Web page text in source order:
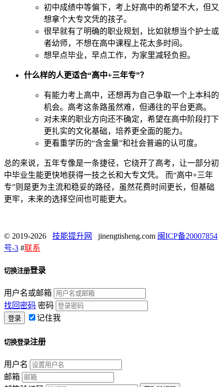
初中成绩中等偏下，考上好高中的希望不大，但又
想拿个大专文凭的孩子。
很早就有了明确的职业规划，比如就想当个护士或
者幼师，不想在高中课程上花太多时间。
想早点毕业，早点工作，为家里减轻负担。
什么样的人更适合“高中+三年专”？
有能力考上高中，还想再为自己争取一个上本科的
机会。高考这条路虽然难，但通往的平台更高。
对未来的职业方向还不确定，希望在高中阶段打下
更扎实的文化基础，培养更全面的能力。
更看重学历的“含金量”和社会普遍的认可度。
总的来说，五年专像是一条捷径，它绕开了高考，让一部分初
中毕业生能更快地获得一技之长和大专文凭。 而“高中+三年
专”则是更为主流和稳妥的路径，虽然花费时间更长，但基础
更牢，未来的选择空间也可能更大。
© 2019-2026 技能提升网 jinengtisheng.com 闽ICP备20007854
号-3 #联系
切换注册登录
用户名或邮箱
找回密码 密码
记住我
切换登录注册
用户名
邮箱